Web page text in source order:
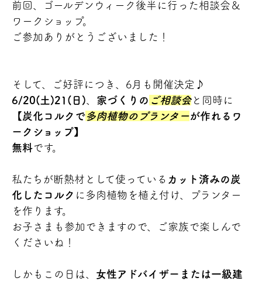
前回、ゴールデンウィーク後半に行った相談会＆
ワークショップ。
ご参加ありがとうございました！
そして、ご好評につき、6月も開催決定♪
6/20(土)21(日)
家づくりの ご相談会と同時に
【炭化コルクで多肉植物のプランターが作れるワ
ークショップ】
無料です。
私たちが断熱材として使っている カット済みの炭
化したコルク に多肉植物を植え付け、プランター
を作ります。
お子さまも参加できますので、ご家族で楽しんで
くださいね！
しかもこの日は、 女性アドバイザーまたは一級建